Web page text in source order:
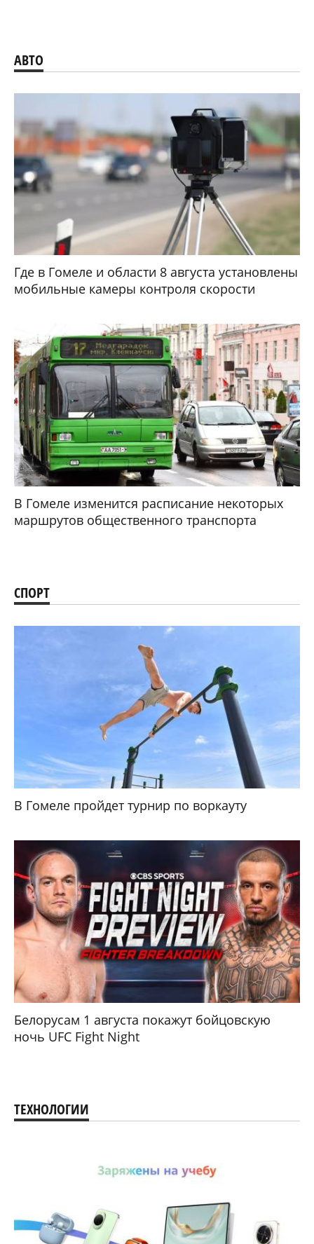
АВТО
Где в Гомеле и области 8 августа установлены
мобильные камеры контроля скорости
В Гомеле изменится расписание некоторых
маршрутов общественного транспорта
СПОРТ
В Гомеле пройдет турнир по воркауту
Белорусам 1 августа покажут бойцовскую
ночь UFC Fight Night
ТЕХНОЛОГИИ